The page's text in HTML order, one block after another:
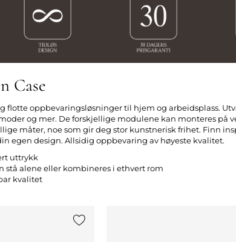
Case
flotte oppbevaringsløsninger til hjem og arbeidsplass.
og mer. De forskjellige modulene kan monteres på
måter, noe som gir deg stor kunstnerisk frihet. Finn
egen design. Allsidig oppbevaring av høyeste kvalitet.
uttrykk
stå alene eller kombineres i ethvert rom
kvalitet